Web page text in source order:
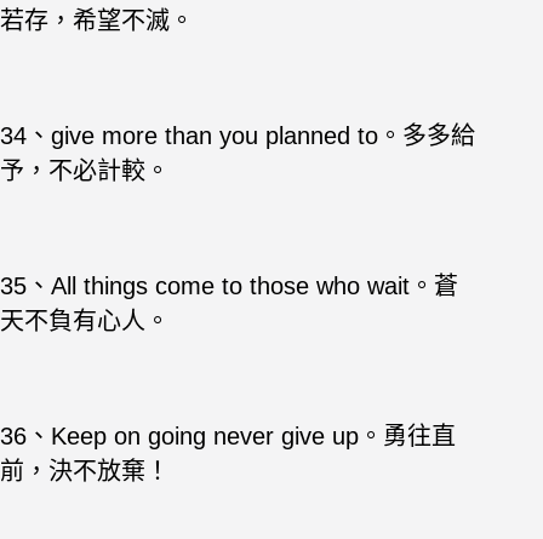
若存，希望不滅。
34、give more than you planned to。多多給
予，不必計較。
35、All things come to those who wait。蒼
天不負有心人。
36、Keep on going never give up。勇往直
前，決不放棄！